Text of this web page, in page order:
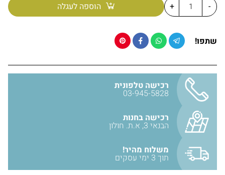
מידות:
רוחב כללי
קוטר רוזטה(חלק הנצמד לקיר) 4 ס״מ
חומר מחזיק סבוניה: פליז BRASS
גימור מחזיק סבוניה: גרפיט (אפור כהה)
סבוניה : זכוכית חלבית
אחריות יבואן של 12 חודשים!
יבואן: אבנר'ס קולקשיין בע״מ
-
+ הוספה לעגלה
שתפו!
רכישה טלפונית
03-945-5828
רכישה בחנות
הבנאי 3, א.ת. חולון
משלוח מהיר!
תוך 3 ימי עסקים